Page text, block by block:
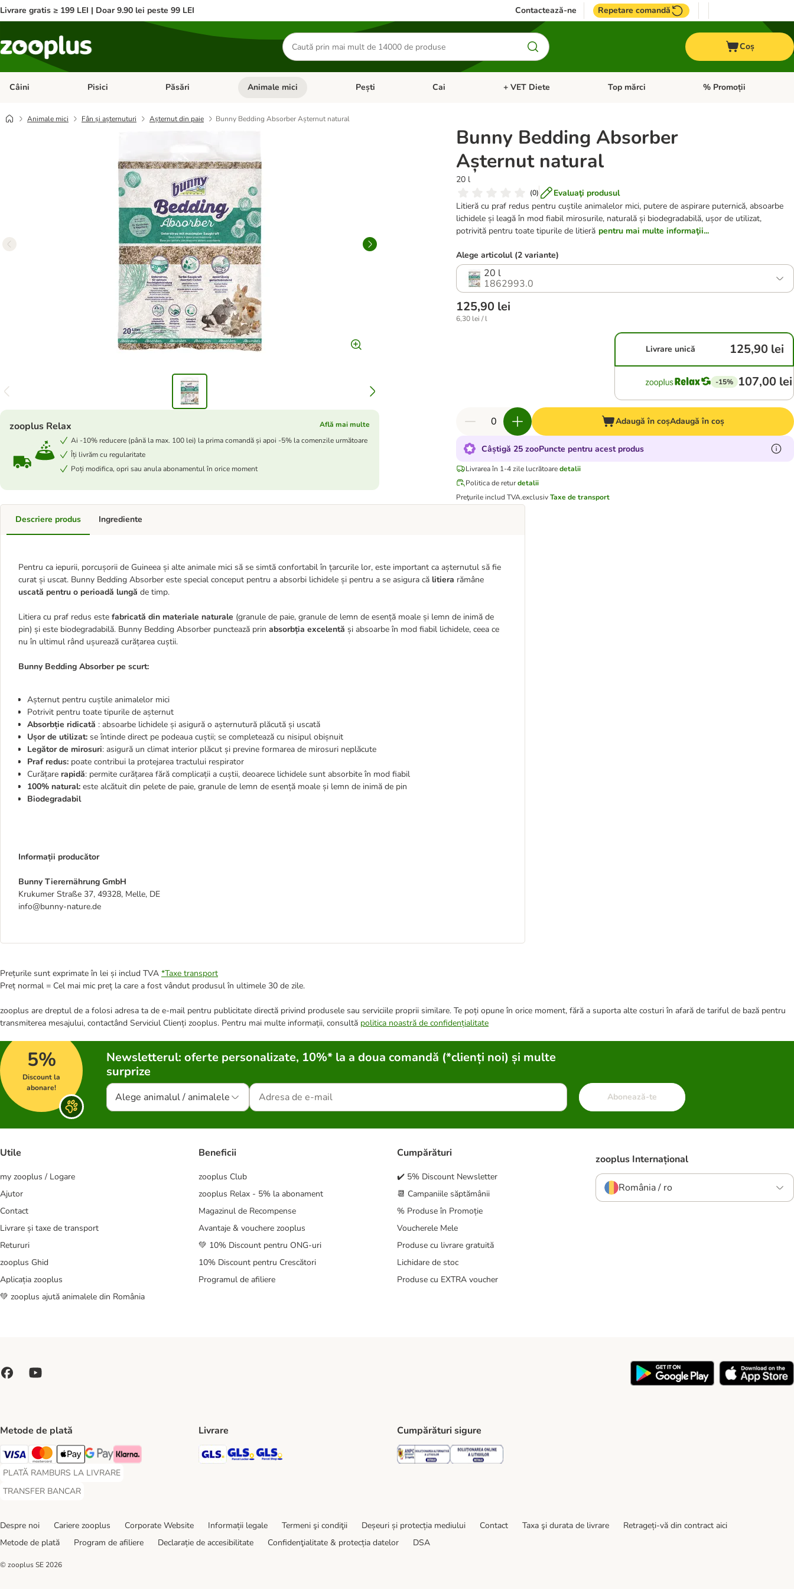
Livrare gratis ≥ 199 LEI | Doar 9.90 lei peste 99 LEI Contactează-ne Repetare comandă
Căutare
produse
Coș
Câini Deschideți meniul cu categorii: Câini
Pisici Deschideți meniul cu categorii: Pisici
Păsări Deschideți meniul cu categorii: Păsări
Animale mici Deschideți meniul cu categorii: Animale mici
Pești Deschideți meniul cu categorii: Pești
Cai Deschideți meniul cu categorii: Cai
+ VET Diete Deschideți meniul cu categorii: + VET Diete
Top mărci Deschideți meniul cu
% Promoții
Animale mici Fân și așternuturi Așternut din paie Bunny Bedding Absorber Așternut natural
Bunny Bedding Absorber
Așternut natural
20 l
(0)
Evaluaţi produsul
Litieră cu praf redus pentru cuștile animalelor mici, putere de aspirare puternică, absoarbe
lichidele și leagă în mod fiabil mirosurile, naturală și biodegradabilă, ușor de utilizat,
potrivită pentru toate tipurile de litieră pentru mai multe informaţii...
zooplus Relax
Află mai multe
Ai -10% reducere (până la max. 100 lei) la prima comandă și apoi -5% la comenzile următoare
Îți livrăm cu regularitate
Poți modifica, opri sau anula abonamentul în orice moment
Alege articolul (2 variante)
20 l
1862993.0
125,90 lei
6,30 lei / l
Livrare unică 125,90 lei
-15% 107,00 lei
Adaugă în coșAdaugă în coș
Câștigă 25 zooPuncte pentru acest produs
Livrarea în 1-4 zile lucrătoare detalii
Politica de retur detalii
Preţurile includ TVA.exclusivTaxe de transport
Descriere produs
Pentru ca iepurii, porcușorii de Guineea și alte animale mici să se simtă confortabil în țarcurile lor, este important ca așternutul să fie
curat și uscat. Bunny Bedding Absorber este special conceput pentru a absorbi lichidele și pentru a se asigura că litiera rămâne
uscată pentru o perioadă lungă de timp.
Litiera cu praf redus este fabricată din materiale naturale (granule de paie, granule de lemn de esență moale și lemn de inimă de
pin) și este biodegradabilă. Bunny Bedding Absorber punctează prin absorbția excelentă și absoarbe în mod fiabil lichidele, ceea ce
nu în ultimul rând ușurează curățarea cuștii.
Bunny Bedding Absorber pe scurt:
Așternut pentru cuștile animalelor mici
Potrivit pentru toate tipurile de așternut
Absorbție ridicată : absoarbe lichidele și asigură o așternutură plăcută și uscată
Ușor de utilizat: se întinde direct pe podeaua cuștii; se completează cu nisipul obișnuit
Legător de mirosuri: asigură un climat interior plăcut și previne formarea de mirosuri neplăcute
Praf redus: poate contribui la protejarea tractului respirator
Curățare rapidă: permite curățarea fără complicații a cuștii, deoarece lichidele sunt absorbite în mod fiabil
100% natural: este alcătuit din pelete de paie, granule de lemn de esență moale și lemn de inimă de pin
Biodegradabil
Informații producător
Bunny Tierernährung GmbH
Krukumer Straße 37, 49328, Melle, DE
info@bunny-nature.de
Ingrediente
Prețurile sunt exprimate în lei și includ TVA *Taxe transport
Preț normal = Cel mai mic preț la care a fost vândut produsul în ultimele 30 de zile.
zooplus are dreptul de a folosi adresa ta de e-mail pentru publicitate directă privind produsele sau serviciile proprii similare. Te poți opune în orice moment, fără a suporta alte costuri în afară de tariful de bază pentru
transmiterea mesajului, contactând Serviciul Clienți zooplus. Pentru mai multe informații, consultă politica noastră de confidențialitate
5%
Discount la
abonare!
Newsletterul: oferte personalizate, 10%* la a doua comandă (*clienți noi) și multe
surprize
Alege animalul / animalele Abonează-te
Utile
my zooplus / Logare
Ajutor
Contact
Livrare și taxe de transport
Retururi
zooplus Ghid
Aplicația zooplus
💚 zooplus ajută animalele din România
Beneficii
zooplus Club
zooplus Relax - 5% la abonament
Magazinul de Recompense
Avantaje & vouchere zooplus
💚 10% Discount pentru ONG-uri
10% Discount pentru Crescători
Programul de afiliere
Cumpărături
✔️ 5% Discount Newsletter
📆 Campaniile săptămânii
% Produse în Promoție
Voucherele Mele
Produse cu livrare gratuită
Lichidare de stoc
Produse cu EXTRA voucher
zooplus Internațional
România / ro
Metode de plată
Visa Payment Method
Master Card Payment Method
Apple Pay Payment Method
Google Pay Payment Method
Klarna Payment Method
PLATĂ RAMBURS LA LIVRARE
PLATĂ RAMBURS LA LIVRARE Payment Method
TRANSFER BANCAR
TRANSFER BANCAR Payment Method
Livrare
GLS Shipping Method
GLS Locker Shipping Method
GLS Parcel Shop Shipping Method
Cumpărături sigure
Security Security
Despre noi Cariere zooplus Corporate Website Informații legale Termeni şi condiţii Deșeuri și protecția mediului Contact Taxa şi durata de livrare
Retrageți-vă din contract aici
Metode de plată
Program de afiliere Declarație de accesibilitate Confidenţialitate & protecția datelor DSA
© zooplus SE 2026